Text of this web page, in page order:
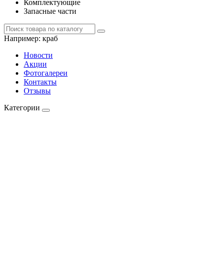
Комплектующие
Запасные части
Например: краб
Новости
Акции
Фотогалереи
Контакты
Отзывы
Категории